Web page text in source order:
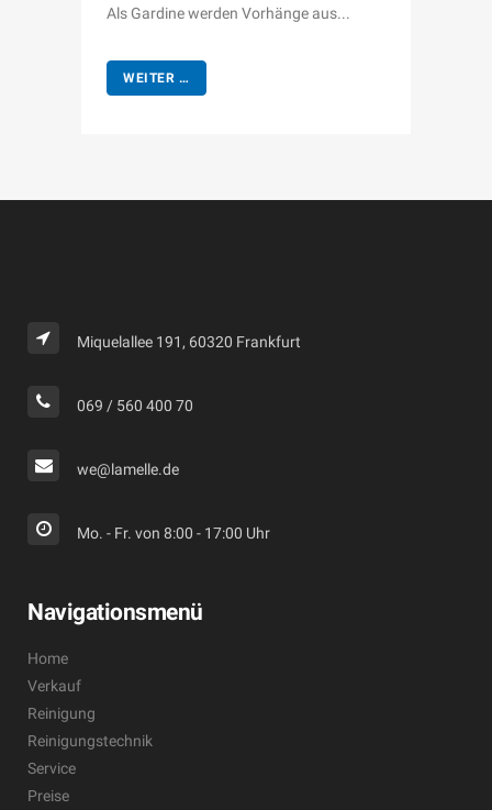
Als Gardine werden Vorhänge aus...
WEITER …
Miquelallee 191, 60320 Frankfurt
069 / 560 400 70
we@lamelle.de
Mo. - Fr. von 8:00 - 17:00 Uhr
Navigationsmenü
Home
Verkauf
Reinigung
Reinigungstechnik
Service
Preise